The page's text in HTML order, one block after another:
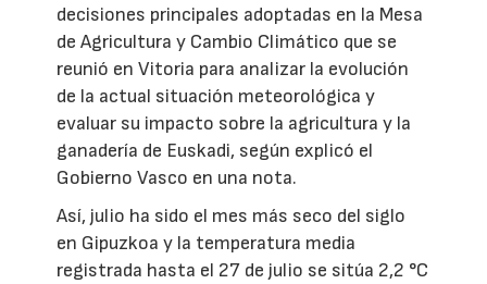
decisiones principales adoptadas en la Mesa
de Agricultura y Cambio Climático que se
reunió en Vitoria para analizar la evolución
de la actual situación meteorológica y
evaluar su impacto sobre la agricultura y la
ganadería de Euskadi, según explicó el
Gobierno Vasco en una nota.
Así, julio ha sido el mes más seco del siglo
en Gipuzkoa y la temperatura media
registrada hasta el 27 de julio se sitúa 2,2 °C